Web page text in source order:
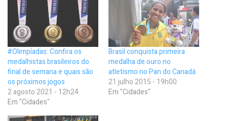
#Olimpíadas: Confira os
medalhistas brasileiros do
final de semana e quais são
os próximos jogos
2 agosto 2021 - 12h24
Em "Cidades"
Brasil conquista primeira
medalha de ouro no
atletismo no Pan do Canadá
21 julho 2015 - 19h00
Em "Cidades"